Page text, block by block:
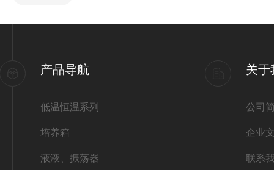
产品导航
低温恒温系列
培养箱
液液、振荡器
关于
公司
企业
联系